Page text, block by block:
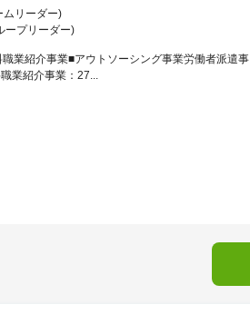
ムリーダー)
ープリーダー)
業紹介事業■アウトソーシング事業労働者派遣事
業紹介事業：27...